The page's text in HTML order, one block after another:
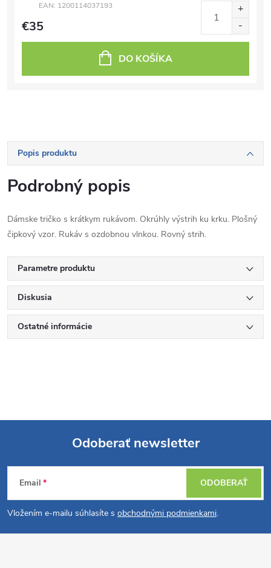
EAN: 1200114037193
€35
DO KOŠÍKA
Popis produktu
Podrobný popis
Dámske tričko s krátkym rukávom. Okrúhly výstrih ku krku. Plošný
čipkový vzor. Rukáv s ozdobnou vlnkou. Rovný strih.
Parametre produktu
Diskusia
Ostatné informácie
Z
á
p
Odoberať newsletter
Email
Vložením e-mailu súhlasíte s obchodnými podmienkami.
ODOBERAŤ